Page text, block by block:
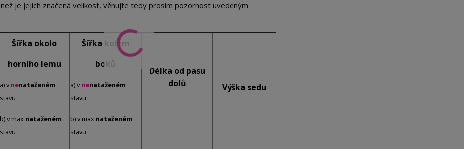
než je jejich značená velikost, věnujte tedy prosím pozornost uvedeným
Šířka okolo
horního lemu
a) vnenataženém
stavu
b) v max nataženém
stavu
Šířka kolem
boků
a) vnenataženém
stavu
b) v max nataženém
stavu
Délka od pasu
dolů
Výška sedu